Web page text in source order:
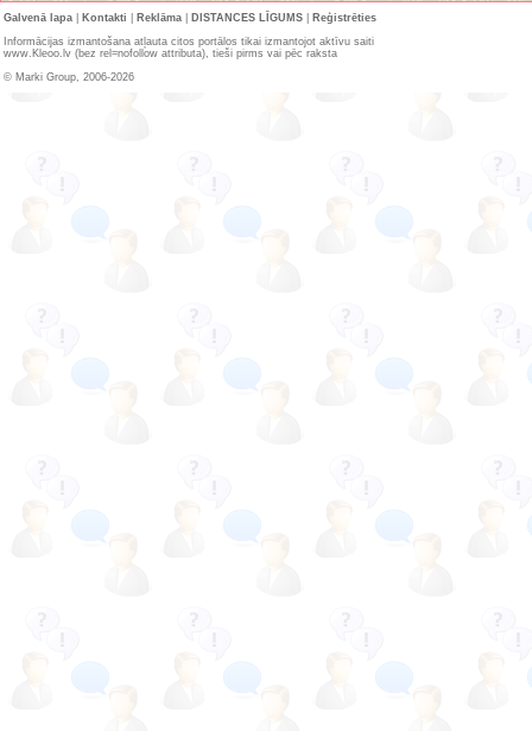
Galvenā lapa Kontakti Reklāma DISTANCES LĪGUMS
Reģistrēties
Informācijas izmantošana atļauta citos portālos tikai izmantojot aktīvu saiti
www.Kleoo.lv (bez rel=nofollow attributa), tieši pirms vai pēc raksta
© Marki Group, 2006-2026